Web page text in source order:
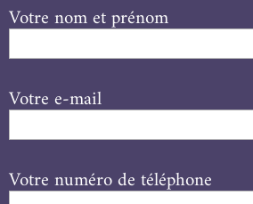
Votre nom et prénom
Votre e-mail
Votre numéro de téléphone